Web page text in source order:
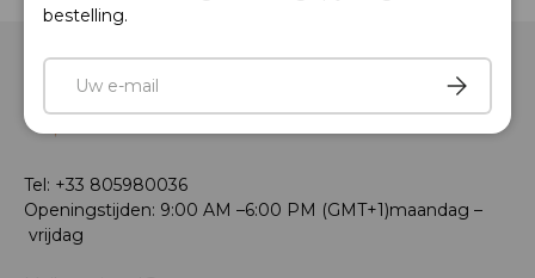
bestelling.
E-mail
Tel: +33 805980036
Openingstijden: 9:00 AM –6:00 PM (GMT+1)maandag –
vrijdag